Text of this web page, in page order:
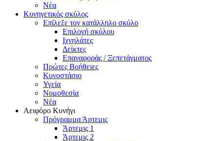
Νέα
Κυνηγετικός σκύλος
Επίλεξε τον κατάλληλο σκύλο
Επιλογή σκύλου
Ιχνηλάτες
Δείκτες
Επαναφοράς / Ξεπετάγματος
Πρώτες Βοήθειες
Κυνοστάσιο
Υγεία
Νομοθεσία
Νέα
Αειφόρο Κυνήγι
Πρόγραμμα Άρτεμις
Άρτεμις 1
Άρτεμις 2